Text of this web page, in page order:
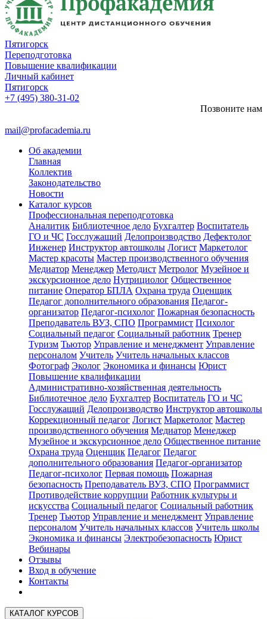
Пятигорск
Переподготовка
Повышение квалификации
Личный кабинет
Пятигорск
+7 (495) 380-31-02
Позвоните нам
mail@profacademia.ru
Об академии
Главная
Коллектив
Законодательство
Новости
Каталог курсов
Профессиональная переподготовка
Аналитик Библиотечное дело Бухгалтер Воспитатель
ГО и ЧС Госслужащий Делопроизводство Дефектолог
Инженер Инструктор автошколы Логист Маркетолог
Мастер красоты Мастер производственного обучения
Медиатор Менеджер Методист Метролог Музейное и
экскурсионное дело Нутрициолог Общественное
питание Оператор БПЛА Охрана труда Оценщик
Педагог дополнительного образования Педагог-
организатор Педагог-психолог Пожарная безопасность
Преподаватель ВУЗ, СПО Программист Психолог
Социальный педагог Социальный работник Тренер
Туризм Тьютор Управление и менеджмент Управление
персоналом Учитель Учитель начальных классов
Фотограф Эколог Экономика и финансы Юрист
Повышение квалификации
Административно-хозяйственная деятельность
Библиотечное дело Бухгалтер Воспитатель ГО и ЧС
Госслужащий Делопроизводство Инструктор автошколы
Коррекционный педагог Логист Маркетолог Мастер
производственного обучения Медиатор Менеджер
Музейное и экскурсионное дело Общественное питание
Охрана труда Оценщик Педагог Педагог
дополнительного образования Педагог-организатор
Педагог-психолог Первая помощь Пожарная
безопасность Преподаватель ВУЗ, СПО Программист
Противодействие коррупции Работник культуры и
искусства Социальный педагог Социальный работник
Тренер Тьютор Управление и менеджмент Управление
персоналом Учитель начальных классов Учитель школы
Экономика и финансы Электробезопасность Юрист
Вебинары
Отзывы
Вход в обучение
Контакты
КАТАЛОГ КУРСОВ